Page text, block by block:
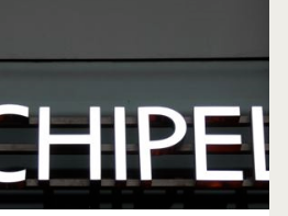
les
lieux
publics